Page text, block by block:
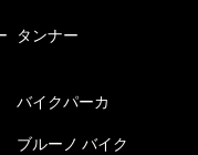
タンナー
バイクパーカ
ブルーノ バイク